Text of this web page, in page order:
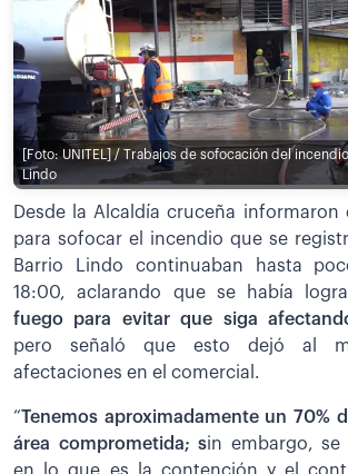
[Foto: UNITEL] / Trabajos de sofocación del
Lindo
Desde la Alcaldía cruceña informaron
para sofocar el incendio que se
Barrio Lindo continuaban hasta
18:00, aclarando que se había
fuego para evitar que siga
pero señaló que esto dejó al
afectaciones en el comercial.
“Tenemos aproximadamente un 70%
área comprometida; sin embargo, se